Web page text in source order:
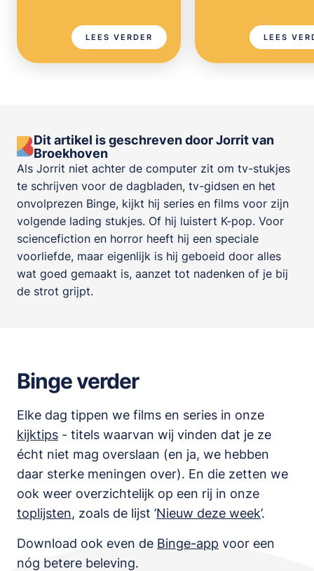
LEES VERDER LEES
Dit artikel is geschreven door Jorrit van
Broekhoven
Als Jorrit niet achter de computer zit om tv-stukjes
te schrijven voor de dagbladen, tv-gidsen en het
onvolprezen Binge, kijkt hij series en films voor zijn
volgende lading stukjes. Of hij luistert K-pop. Voor
sciencefiction en horror heeft hij een speciale
voorliefde, maar eigenlijk is hij geboeid door alles
wat goed gemaakt is, aanzet tot nadenken of je bij
de strot grijpt.
Binge verder
Elke dag tippen we films en series in onze
kijktips - titels waarvan wij vinden dat je ze
écht niet mag overslaan (en ja, we hebben
daar sterke meningen over). En die zetten we
ook weer overzichtelijk op een rij in onze
toplijsten, zoals de lijst ’Nieuw deze week’.
Download ook even de Binge-app voor een
nóg betere beleving.